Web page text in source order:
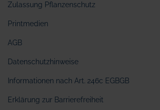
Zulassung Pflanzenschutz
Printmedien
AGB
Datenschutzhinweise
Informationen nach Art. 246c EGBGB
Erklärung zur Barrierefreiheit